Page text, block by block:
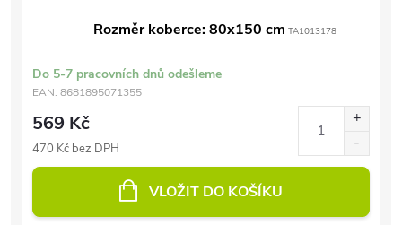
Rozměr koberce: 80x150 cm TA1013178
Do 5-7 pracovních dnů odešleme
EAN: 8681895071355
569 Kč
470 Kč bez DPH
VLOŽIT DO KOŠÍKU